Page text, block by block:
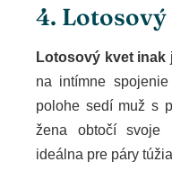
4.
Lotosový kvet inak
na intímne
polohe sedí muž s
žena obtočí svoje
ideálna pre páry